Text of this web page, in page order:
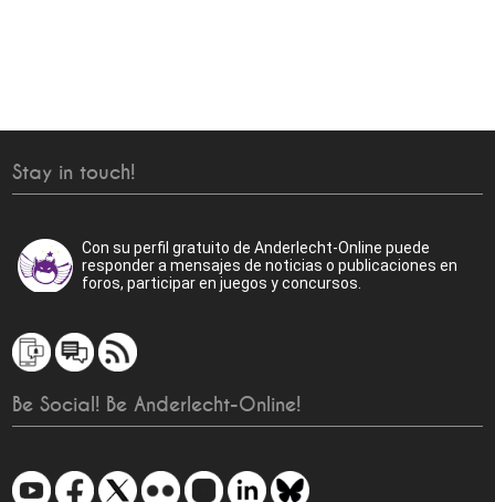
Stay in touch!
Con su perfil gratuito de Anderlecht-Online puede
responder a mensajes de noticias o publicaciones en
foros, participar en juegos y concursos.
Be Social! Be Anderlecht-Online!